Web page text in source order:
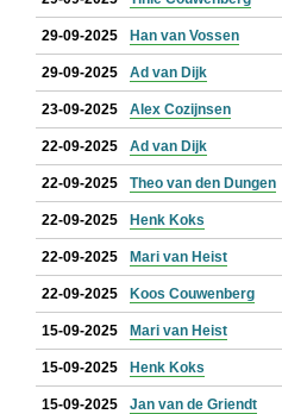
29-09-2025 Han van Vossen
29-09-2025 Ad van Dijk
23-09-2025 Alex Cozijnsen
22-09-2025 Ad van Dijk
22-09-2025 Theo van den Dungen
22-09-2025 Henk Koks
22-09-2025 Mari van Heist
22-09-2025 Koos Couwenberg
15-09-2025 Mari van Heist
15-09-2025 Henk Koks
15-09-2025 Jan van de Griendt